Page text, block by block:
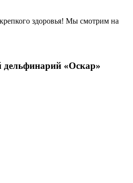
здоровья! Мы смотрим на
дельфинарий «Оскар»